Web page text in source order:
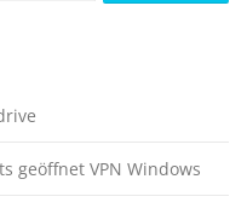
geöffnet VPN Windows